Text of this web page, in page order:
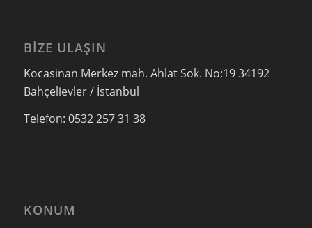
BIZE ULAŞIN
Kocasinan Merkez mah. Ahlat Sok. No:19 34192
Bahçelievler / İstanbul
Telefon: 0532 257 31 38
KONUM